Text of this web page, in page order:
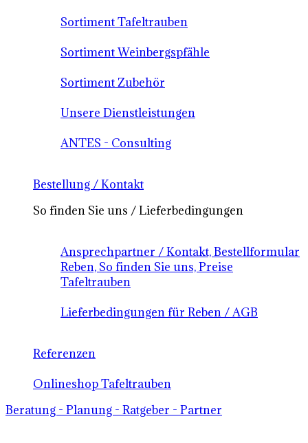
Sortiment Tafeltrauben
Sortiment Weinbergspfähle
Sortiment Zubehör
Unsere Dienstleistungen
ANTES - Consulting
Bestellung / Kontakt
So finden Sie uns / Lieferbedingungen
Ansprechpartner / Kontakt, Bestellformular
Reben, So finden Sie uns, Preise
Tafeltrauben
Lieferbedingungen für Reben / AGB
Referenzen
Onlineshop Tafeltrauben
Beratung - Planung - Ratgeber - Partner